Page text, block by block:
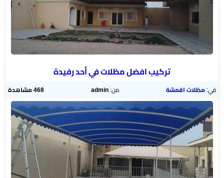
تركيب افضل مظلات في أحد رفيدة
في:مظلات اقمشة من:admin 468 مشاهدة